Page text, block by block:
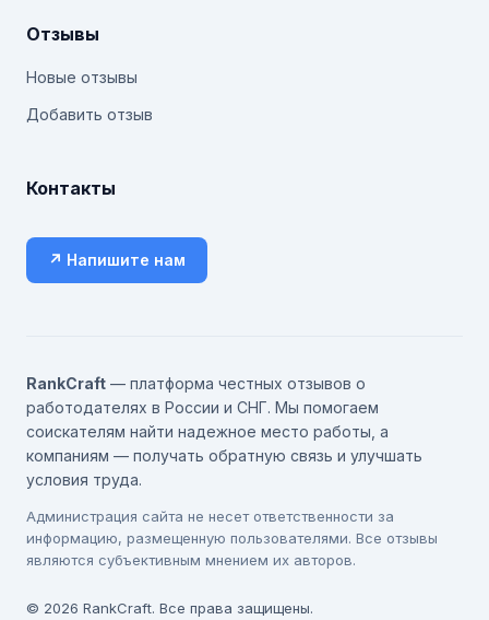
Отзывы
Новые отзывы
Добавить отзыв
Контакты
↗ Напишите нам
RankCraft — платформа честных отзывов о
работодателях в России и СНГ. Мы помогаем
соискателям найти надежное место работы, а
компаниям — получать обратную связь и улучшать
условия труда.
Администрация сайта не несет ответственности за
информацию, размещенную пользователями. Все отзывы
являются субъективным мнением их авторов.
© 2026 RankCraft. Все права защищены.